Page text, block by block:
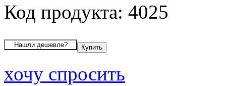
Код продукта: 4025
хочу спросить